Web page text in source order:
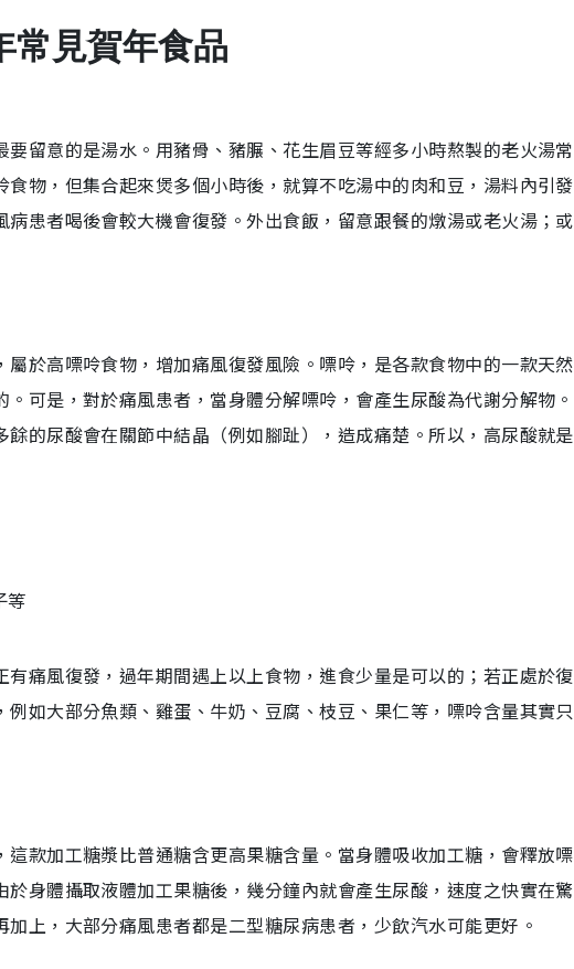
常見賀年食品
留意的是湯水。用豬骨、豬𦟌、花生眉豆等經多小時熬製的老火湯常
物，但集合起來煲多個小時後，就算不吃湯中的肉和豆，湯料內引發
患者喝後會較大機會復發。外出食飯，留意跟餐的燉湯或老火湯；或
於高嘌呤食物，增加痛風復發風險。嘌呤，是各款食物中的一款天然
可是，對於痛風患者，當身體分解嘌呤，會產生尿酸為代謝分解物。
的尿酸會在關節中結晶（例如腳趾），造成痛楚。所以，高尿酸就是
等
痛風復發，過年期間遇上以上食物，進食少量是可以的；若正處於復
如大部分魚類、雞蛋、牛奶、豆腐、枝豆、果仁等，嘌呤含量其實只
款加工糖漿比普通糖含更高果糖含量。當身體吸收加工糖，會釋放嘌
身體攝取液體加工果糖後，幾分鐘內就會產生尿酸，速度之快實在驚
上，大部分痛風患者都是二型糖尿病患者，少飲汽水可能更好。